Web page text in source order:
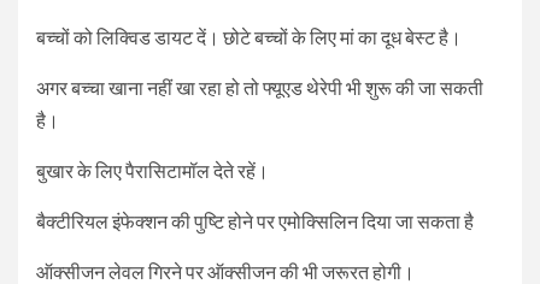
बच्चों को लिक्विड डायट दें। छोटे बच्चों के लिए मां का दूध बेस्ट है।
अगर बच्चा खाना नहीं खा रहा हो तो फ्यूएड थेरेपी भी शुरू की जा सकती
है।
बुखार के लिए पैरासिटामॉल देते रहें।
बैक्टीरियल इंफेक्शन की पुष्टि होने पर एमोक्सिलिन दिया जा सकता है
ऑक्सीजन लेवल गिरने पर ऑक्सीजन की भी जरूरत होगी।